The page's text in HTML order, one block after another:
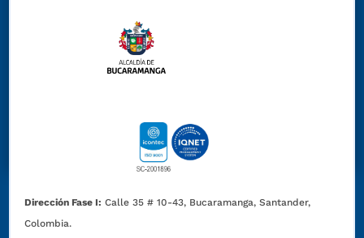
Dirección Fase I: Calle 35 # 10-43, Bucaramanga, Santander,
Colombia.